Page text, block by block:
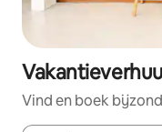
Vind en boek